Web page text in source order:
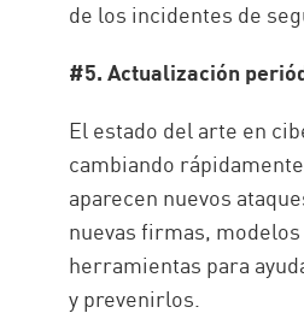
de los incidentes de
#5. Actualización
El estado del arte en
cambiando
aparecen nuevos
nuevas firmas,
herramientas para
y prevenirlos.